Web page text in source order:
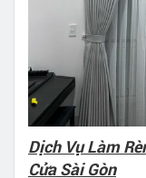
Dịch Vụ Làm
Cửa Sài Gòn